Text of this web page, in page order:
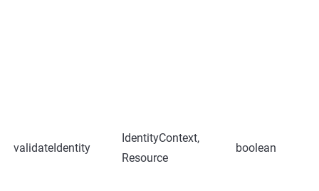
validateIdentity
IdentityContext,
Resource
boolean